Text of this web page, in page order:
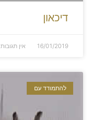
דיכאון
16/01/2019 אין תגובות
להתמודד עם